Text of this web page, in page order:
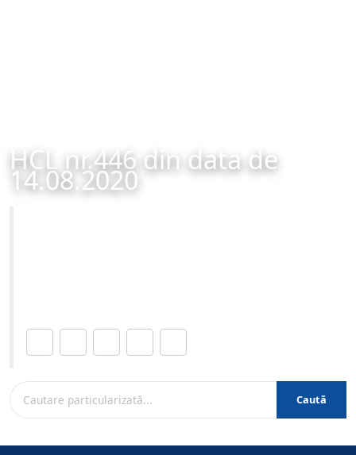
HCL nr.446 din data de
14.08.2020
Caută